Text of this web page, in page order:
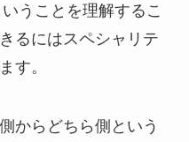
うことを理解するこ
るにはスペシャリテ
す。
からどちら側という